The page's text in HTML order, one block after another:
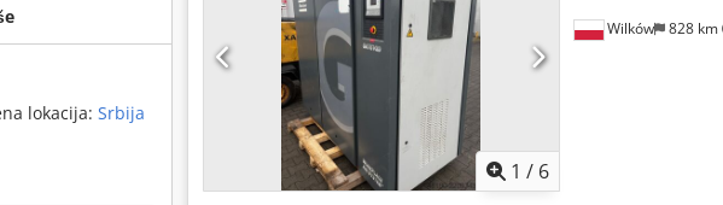
lokacija: Srbija
1 / 6
Wilków 828 km